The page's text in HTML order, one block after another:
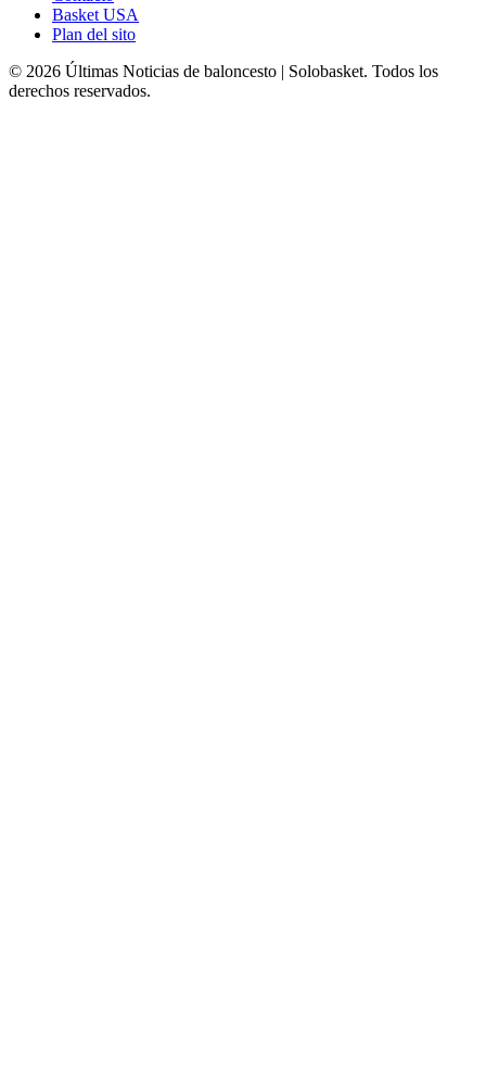
Basket USA
Plan del sito
© 2026 Últimas Noticias de baloncesto | Solobasket. Todos los
derechos reservados.